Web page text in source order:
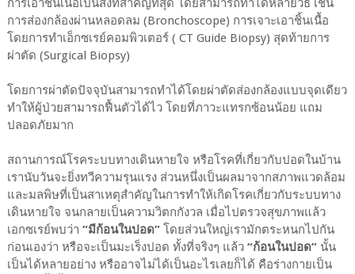
การเอาชิ้นเนื้อเป็นสิ่งที่สำคัญที่สุด โดยสามารถทำได้หลายวิธี เช่น
การส่องกล้องผ่านหลอดลม (Bronchoscope) การเจาะเอาชิ้นเนื้อ
โดยการทำเอ็กซเรย์คอมพิวเตอร์ ( CT Guide Biopsy) สุดท้ายการ
ผ่าตัด (Surgical Biopsy)
โดยการผ่าตัดปัจจุบันสามารถทำได้โดยผ่าตัดส่องกล้องแบบจุดเดียว
ทำให้ผู้ป่วยสามารถฟื้นตัวได้ไว โดยที่ภาวะแทรกซ้อนน้อย แถม
ปลอดภัยมาก
สถานการณ์โรคระบบทางเดินหายใจ หรือโรคที่เกี่ยวกับปอดในบ้าน
เรานับวันจะยิ่งทวีความรุนแรง ส่วนหนึ่งเป็นผลมาจากสภาพแวดล้อม
และมลพิษที่เป็นสาเหตุสำคัญในการทำให้เกิดโรคเกี่ยวกับระบบทาง
เดินหายใจ จนกลายเป็นความวิตกกังวล เมื่อไปตรวจสุขภาพแล้ว
เอกซเรย์พบว่า “มีก้อนในปอด”โดยส่วนใหญ่เรามักตระหนกไปกัน
ก่อนเองว่า หรือจะเป็นมะเร็งปอด ทั้งที่จริงๆ แล้ว “ก้อนในปอด”นั้น
เป็นได้หลายอย่าง หรืออาจไม่ได้เป็นอะไรเลยก็ได้ คือร่างกายเป็น